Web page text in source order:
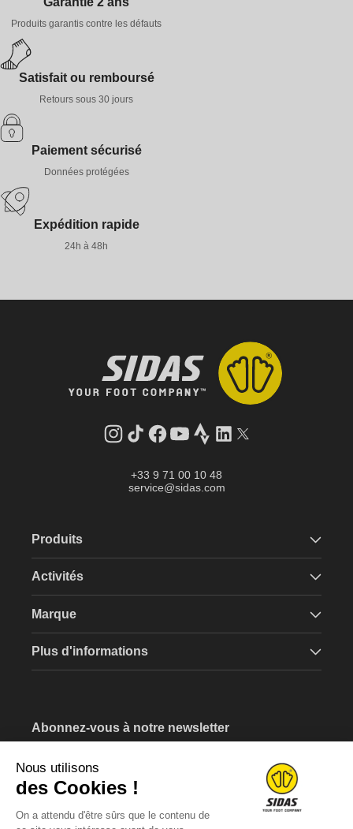
Produits garantis contre les défauts
Satisfait ou remboursé
Retours sous 30 jours
Paiement sécurisé
Données protégées
Expédition rapide
24h à 48h
Instagram
Tik
Facebook
YouTube
StravaLinkedInTwitter
+33 9 71 00 10 48
service@sidas.com
Produits
Activités
Marque
Plus d'informations
Abonnez-vous à notre newsletter
Saissisez votre e-mail
Nous utilisons
des Cookies !
On a attendu d'être sûrs que le contenu de